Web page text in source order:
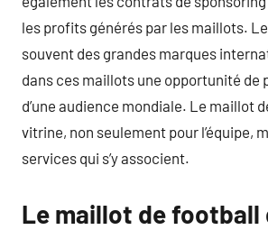
les profits générés par les maillots.
souvent des grandes marques
dans ces maillots une opportunité de
d’une audience mondiale. Le maillot
vitrine, non seulement pour l’équipe,
services qui s’y associent.
Le maillot de football